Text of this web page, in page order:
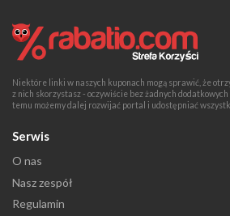
Niektóre linki w naszych kuponach mogą sprawić, że
z nich skorzystasz - oczywiście bez żadnych
temu możemy dalej rozwijać portal i udostępniać
Serwis
O nas
Nasz zespół
Regulamin